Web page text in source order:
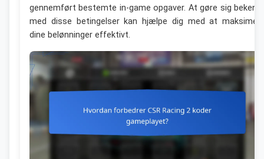
gennemført bestemte in-game opgaver. At gøre sig
med disse betingelser kan hjælpe dig med at
dine belønninger effektivt.